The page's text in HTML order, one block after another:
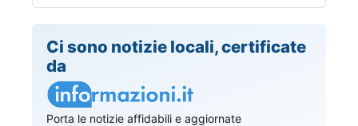
Ci sono notizie locali, certificate
da
Porta le notizie affidabili e aggiornate